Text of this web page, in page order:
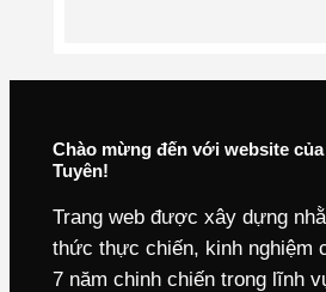
Chào mừng đến với website
Tuyên!
Trang web được xây dựng
thức thực chiến, kinh nghiệm
7 năm chinh chiến trong lĩnh